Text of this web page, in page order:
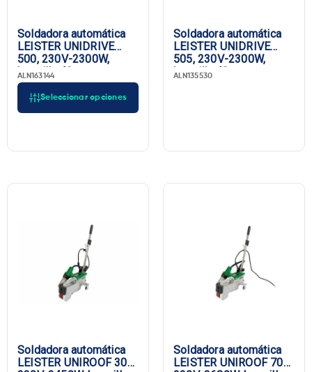
Seleccionar opciones
Soldadora automática
LEISTER UNIDRIVE
500, 230V-2300W,
boquilla 40 mm,
enchufe UE
ALN163144
Soldadora automática
LEISTER UNIDRIVE
505, 230V-2300W,
boquilla 40 mm,
ALN135530
Soldadora automática
LEISTER UNIROOF 300,
Soldadora automática
LEISTER UNIROOF 700,